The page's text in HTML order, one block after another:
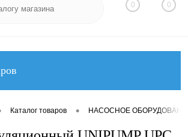
0 0
Каталог товаров • НАСОСНОЕ